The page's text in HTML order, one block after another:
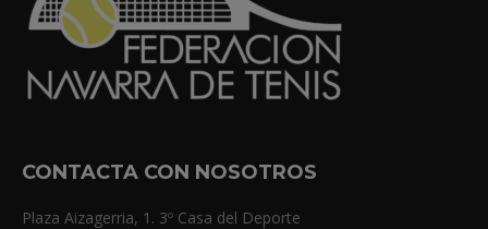
CONTACTA CON NOSOTROS
Plaza Aizagerria, 1. 3º Casa del Deporte